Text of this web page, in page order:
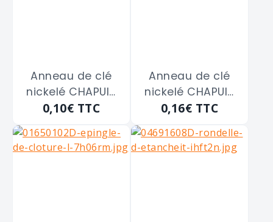
Anneau de clé
nickelé CHAPUIS
"1140/10N"
diamètre intérieur
de 18m/m
0,10€ TTC
Anneau de clé
nickelé CHAPUIS
"1140/16N"
diamètre intérieur
de 30m/m
0,16€ TTC